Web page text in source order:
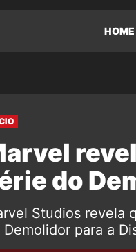
HOME
do
Studios revela
Demolidor para a